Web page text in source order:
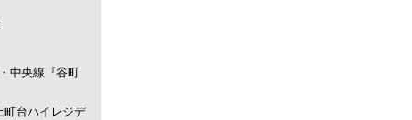
中央線『谷町
町台ハイレジデ